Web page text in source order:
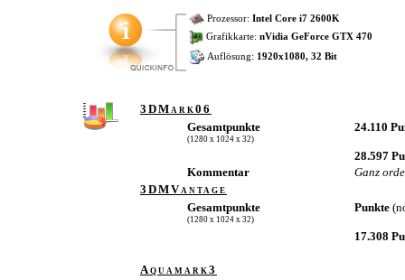
Prozessor: Intel Core i7 2600K
Grafikkarte: nVidia GeForce GTX 470
Auflösung: 1920x1080, 32 Bit
3DMark06
Gesamtpunkte
(1280 x 1024 x 32)
24.110
28.597
Kommentar
Ganz
3DMVantage
Gesamtpunkte
(1280 x 1024 x 32)
Punkte
17.308
Aquamark3